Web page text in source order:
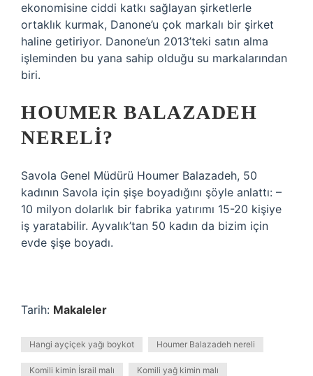
ekonomisine ciddi katkı sağlayan şirketlerle
ortaklık kurmak, Danone’u çok markalı bir şirket
haline getiriyor. Danone’un 2013’teki satın alma
işleminden bu yana sahip olduğu su markalarından
biri.
HOUMER BALAZADEH
NERELI?
Savola Genel Müdürü Houmer Balazadeh, 50
kadının Savola için şişe boyadığını şöyle anlattı: –
10 milyon dolarlık bir fabrika yatırımı 15-20 kişiye
iş yaratabilir. Ayvalık’tan 50 kadın da bizim için
evde şişe boyadı.
Tarih: Makaleler
Hangi ayçiçek yağı boykot Houmer Balazadeh nereli
Komili kimin İsrail malı Komili yağ kimin malı